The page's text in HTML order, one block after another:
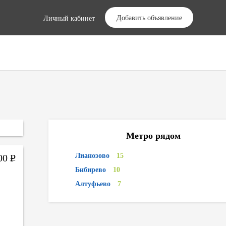
Личный кабинет Добавить объявление
Р
Метро рядом
Лианозово
15
Бибирево
10
Алтуфьево
7